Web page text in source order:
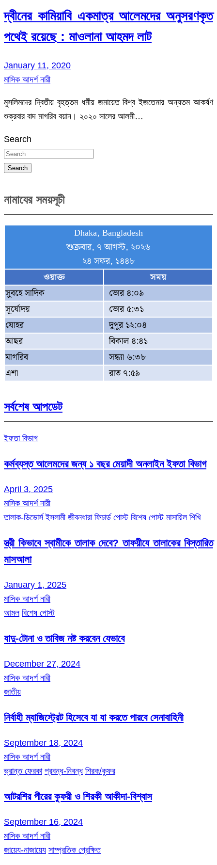
দ্বীনের কামিয়াবি একমাত্র আলেমদের অনুসরণকৃত
পথেই রয়েছে : মাওলানা আহমদ লাট
January 11, 2020
মাসিক আদর্শ নারী
মুসলিমদের দ্বিতীয় বৃহত্তম ধর্মীয় জমায়েত বিশ্ব ইজতেমার অন্যতম আকর্ষণ
শুক্রবার বাদ মাগরিব বয়ান। ২০২০ সালের আলমী…
Search
Search
নামাযের সময়সূচী
Dhaka, Bangladesh
শুক্রবার, ৭ আগস্ট, ২০২৬
২৪ সফর, ১৪৪৮
ওয়াক্ত
সময়
সুবহে সাদিক
ভোর ৪:০৯
সূর্যোদয়
ভোর ৫:৩১
যোহর
দুপুর ১২:০৪
আছর
বিকাল ৪:৪১
মাগরিব
সন্ধ্যা ৬:৩৮
এশা
রাত ৭:৫৯
সর্বশেষ আপডেট
ইফতা বিভাগ
কর্মব্যস্ত আলেমদের জন্য ১ বছর মেয়াদী অনলাইন ইফতা বিভাগ
April 3, 2025
মাসিক আদর্শ নারী
তালাক-ডিভোর্স ইসলামী জীবনধারা ফিচার্ড পোস্ট বিশেষ পোস্ট মাসায়িল শিখি
স্ত্রী কিভাবে স্বামীকে তালাক দেবে? তাফয়ীযে তালাকের বিস্তারিত
মাসআলা
January 1, 2025
মাসিক আদর্শ নারী
আমল বিশেষ পোস্ট
যাদু-টোনা ও তাবিজ নষ্ট করবেন যেভাবে
December 27, 2024
মাসিক আদর্শ নারী
জাতীয়
নির্বাহী ম্যাজিস্ট্রেট হিসেবে যা যা করতে পারবে সেনাবাহিনী
September 18, 2024
মাসিক আদর্শ নারী
ভ্রান্ত ফেরকা প্রবন্ধ-নিবন্ধ শিরক/কুফর
আটরশির পীরের কুফরী ও শিরকী আকীদা-বিশ্বাস
September 16, 2024
মাসিক আদর্শ নারী
জায়েয-নাজায়েয সাম্প্রতিক প্রেক্ষিত